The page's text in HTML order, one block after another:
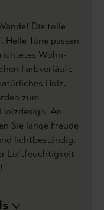
Die tolle
Töne passen
Wohn-
Farbverläufe
Holz.
zum
An
Sie lange Freude
lichtbeständig.
Luftfeuchtigkeit